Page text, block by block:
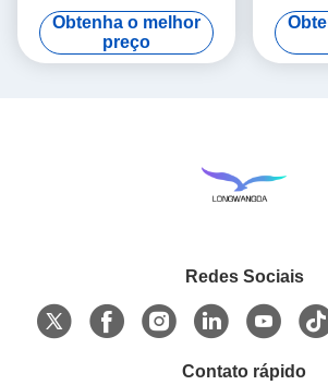
AirSense 10 - AirCurve 10 -
S9 - AirStart
Obtenha o melhor
preço
Redes Sociais
Contato rápido